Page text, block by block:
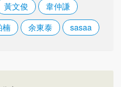
黃文俊
韋仲謙
楠 余東泰 sasaa